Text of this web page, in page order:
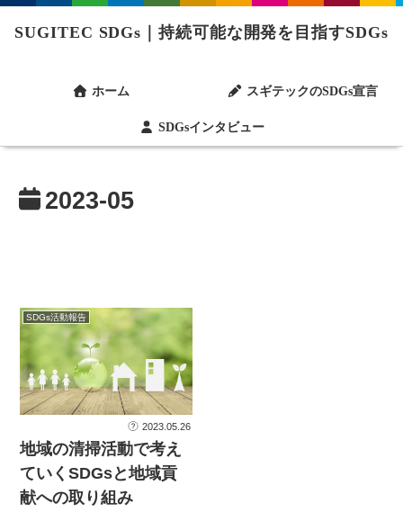
SUGITEC SDGs｜持続可能な開発を目指すSDGs
ホーム スギテックのSDGs宣言
SDGsインタビュー
2023-05
SDGs活動報告
2023.05.26
地域の清掃活動で考え
ていくSDGsと地域貢
献への取り組み